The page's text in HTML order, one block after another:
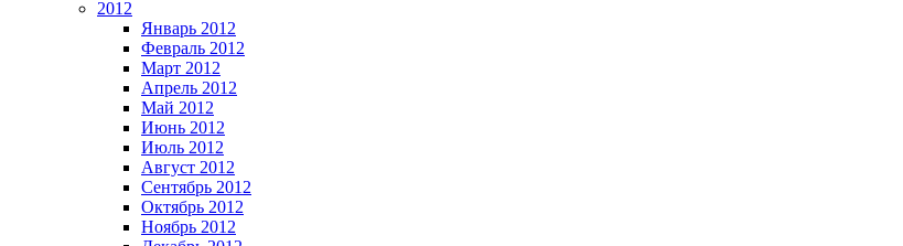
2012
Январь 2012
Февраль 2012
Март 2012
Апрель 2012
Май 2012
Июнь 2012
Июль 2012
Август 2012
Сентябрь 2012
Октябрь 2012
Ноябрь 2012